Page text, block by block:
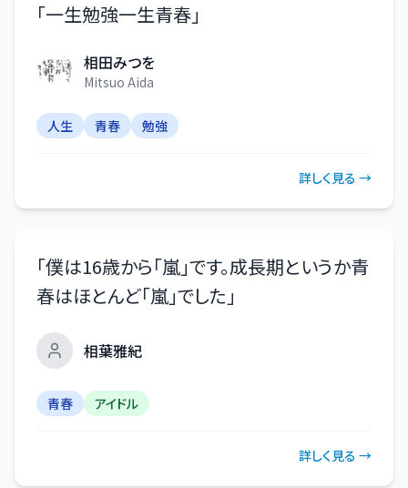
「一生勉強一生青春」
相田みつを
Mitsuo Aida
人生 青春 勉強
詳しく見る →
「僕は16歳から「嵐」です。成長期というか青
春はほとんど「嵐」でした 」
相葉雅紀
青春 アイドル
詳しく見る →